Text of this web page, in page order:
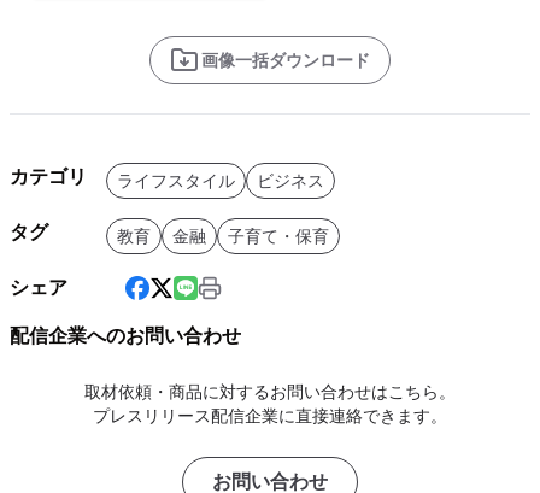
画像一括ダウンロード
カテゴリ ライフスタイル ビジネス
タグ 教育 金融 子育て・保育
シェア
配信企業へのお問い合わせ
取材依頼・商品に対するお問い合わせはこちら。
プレスリリース配信企業に直接連絡できます。
お問い合わせ